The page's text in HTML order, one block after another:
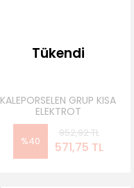
Tükendi
KALEPORSELEN GRUP KISA
ELEKTROT
%40
952,92 TL
571,75 TL